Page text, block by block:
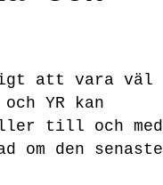
att vara väl
YR kan
till och med
den senaste